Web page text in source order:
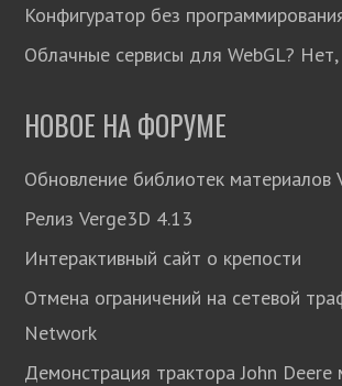
Конфигуратор без
Облачные сервисы для WebGL? Нет,
НОВОЕ НА ФОРУМЕ
Обновление библиотек материалов
Релиз Verge3D 4.13
Интерактивный сайт о крепости
Отмена ограничений на сетевой
Network
Демонстрация трактора John